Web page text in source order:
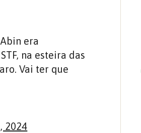
era
na esteira das
Vai ter que
2024